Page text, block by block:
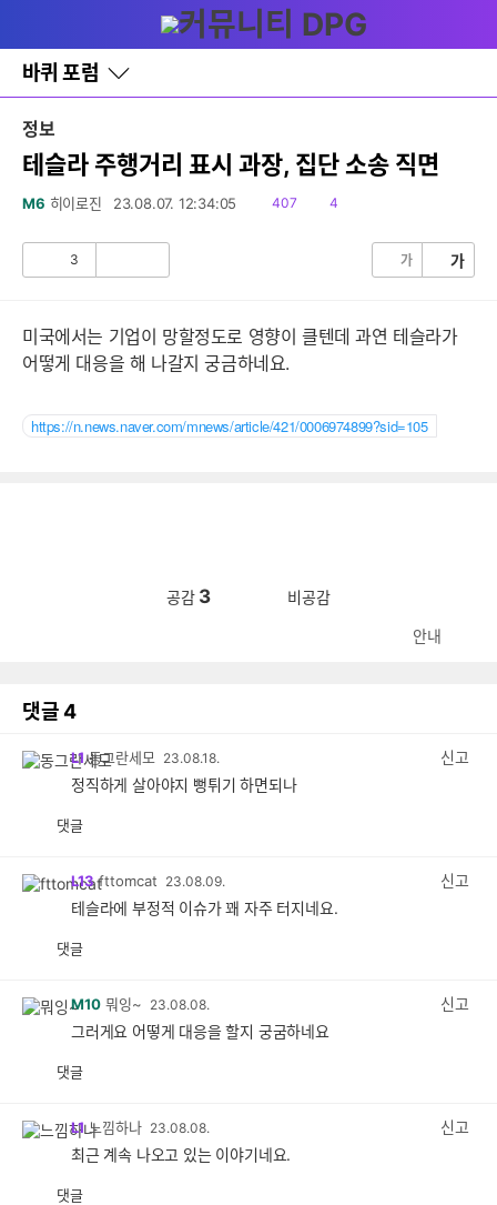
와
홈
바퀴 포럼
바
로
레
이
어
창
정보
테슬라 주행거리 표시 과장, 집단 소송 직면
M6 히이로진 23.08.07. 12:34:05
읽
407
댓
4
3 가 가
미국에서는 기업이 망할정도로 영향이 클텐데 과연 테슬라가
어떻게 대응을 해 나갈지 궁금하네요.
https://n.news.naver.com/mnews/article/421/0006974899?sid=105
공감 3 비공감
안내
댓글4
L1 동그란세모 23.08.18.
신고
정직하게 살아야지 뻥튀기 하면되나
댓글
L13 fttomcat 23.08.09.
신고
테슬라에 부정적 이슈가 꽤 자주 터지네요.
댓글
M10 뭐잉~ 23.08.08.
신고
그러게요 어떻게 대응을 할지 궁굼하네요
댓글
L1 느낌하나 23.08.08.
신고
최근 계속 나오고 있는 이야기네요.
댓글